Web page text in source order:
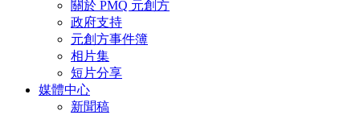
關於 PMQ 元創方
政府支持
元創方事件簿
相片集
短片分享
媒體中心
新聞稿